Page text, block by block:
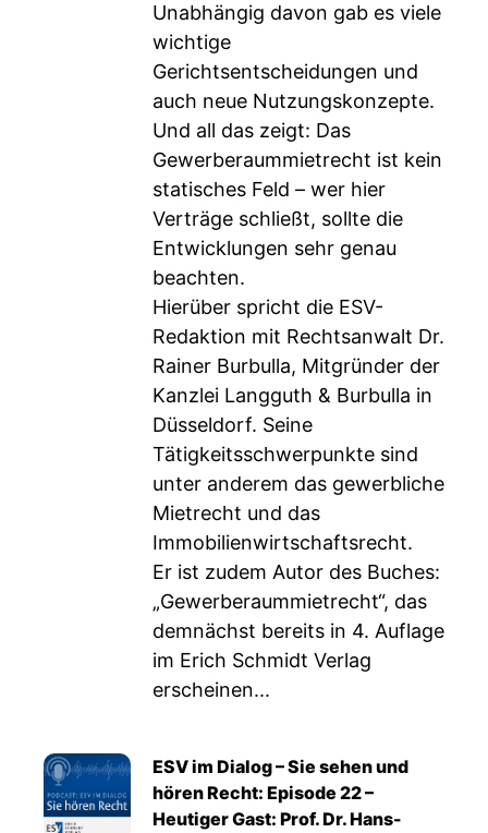
Unabhängig davon gab es viele
wichtige
Gerichtsentscheidungen und
auch neue Nutzungskonzepte.
Und all das zeigt: Das
Gewerberaummietrecht ist kein
statisches Feld – wer hier
Verträge schließt, sollte die
Entwicklungen sehr genau
beachten.
Hierüber spricht die ESV-
Redaktion mit Rechtsanwalt Dr.
Rainer Burbulla, Mitgründer der
Kanzlei Langguth & Burbulla in
Düsseldorf. Seine
Tätigkeitsschwerpunkte sind
unter anderem das gewerbliche
Mietrecht und das
Immobilienwirtschaftsrecht.
Er ist zudem Autor des Buches:
„Gewerberaummietrecht“, das
demnächst bereits in 4. Auflage
im Erich Schmidt Verlag
erscheinen...
ESV im Dialog – Sie sehen und
hören Recht: Episode 22 –
Heutiger Gast: Prof. Dr. Hans-